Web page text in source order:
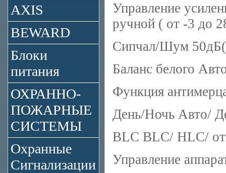
AXIS
BEWARD
Блоки
питания
ОХРАННО-
ПОЖАРНЫЕ
СИСТЕМЫ
Охранные
Сигнализации
Управление
ручной ( от -3 до
Сипчал/Шум
Баланс белого
Функция
День/Ночь Авто/
BLC BLC/ HLC/
Управление